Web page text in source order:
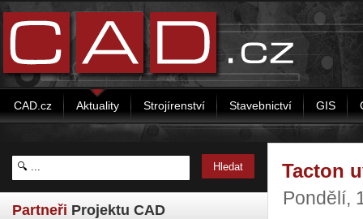
CAD.cz Aktuality Strojírenství Stavebnictví GIS
Partneři Projektu CAD
Tacton
Pondělí,